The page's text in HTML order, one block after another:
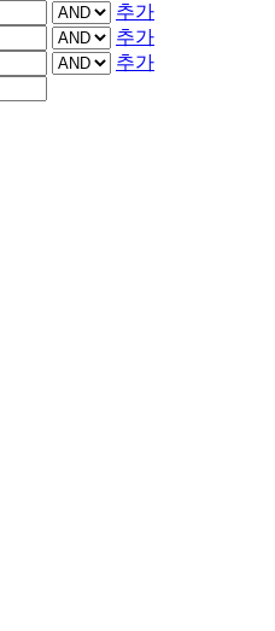
추가
추가
추가